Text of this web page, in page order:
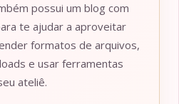
possui um blog com
te ajudar a aproveitar
formatos de arquivos,
e usar ferramentas
ateliê.